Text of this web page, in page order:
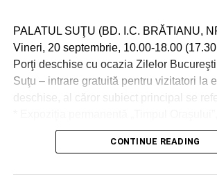
PALATUL SUŢU (BD. I.C. BRĂTIANU,
Vineri, 20 septembrie, 10.00-18.00
Porţi deschise cu ocazia Zilelor
Suţu – intrare gratuită pentru vizitatori la
deschise, al căror subiect principal se
istoriei oraşului Bucureşti;
* Expoziţia tematică „Calea Victoriei,
CONTINUE READING